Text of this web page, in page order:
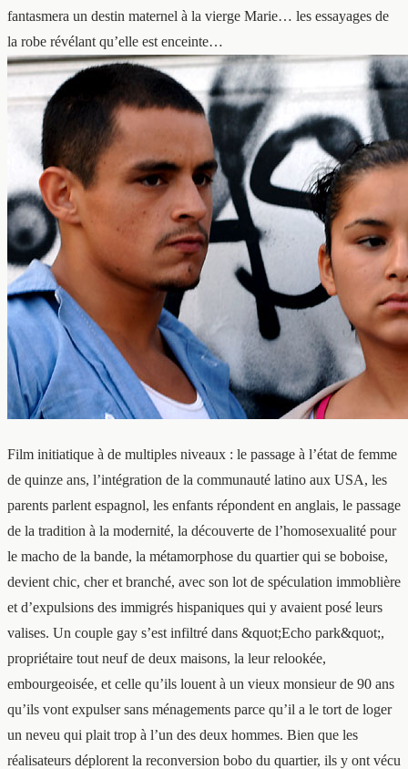
fantasmera un destin maternel à la vierge Marie… les essayages de
la robe révélant qu’elle est enceinte…
Film initiatique à de multiples niveaux : le passage à l’état de femme
de quinze ans, l’intégration de la communauté latino aux USA, les
parents parlent espagnol, les enfants répondent en anglais, le passage
de la tradition à la modernité, la découverte de l’homosexualité pour
le macho de la bande, la métamorphose du quartier qui se boboise,
devient chic, cher et branché, avec son lot de spéculation immoblière
et d’expulsions des immigrés hispaniques qui y avaient posé leurs
valises. Un couple gay s’est infiltré dans &quot;Echo park&quot;,
propriétaire tout neuf de deux maisons, la leur relookée,
embourgeoisée, et celle qu’ils louent à un vieux monsieur de 90 ans
qu’ils vont expulser sans ménagements parce qu’il a le tort de loger
un neveu qui plait trop à l’un des deux hommes. Bien que les
réalisateurs déplorent la reconversion bobo du quartier, ils y ont vécu